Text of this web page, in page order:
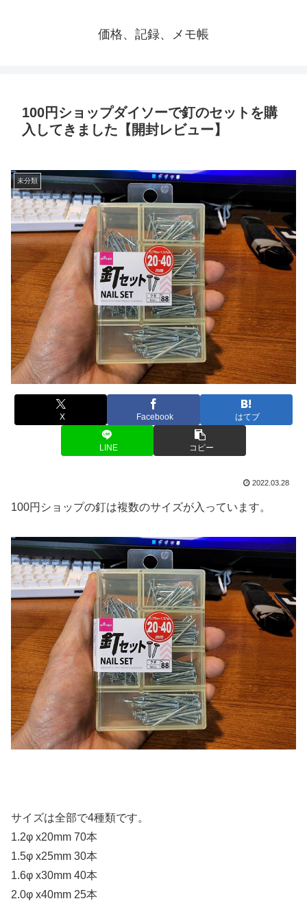
価格、記録、メモ帳
100円ショップダイソーで釘のセットを購
入してきました【開封レビュー】
未分類
X Facebook はてブ
LINE コピー
2022.03.28
100円ショップの釘は複数のサイズが入っています。
サイズは全部で4種類です。
1.2φ x20mm 70本
1.5φ x25mm 30本
1.6φ x30mm 40本
2.0φ x40mm 25本